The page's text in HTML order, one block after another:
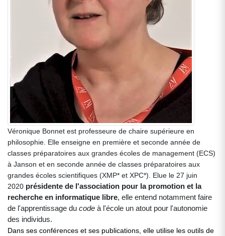
Véronique Bonnet est professeure de chaire supérieure en
philosophie. Elle enseigne en première et seconde année de
classes préparatoires aux grandes écoles de management (ECS)
à Janson et en seconde année de classes préparatoires aux
grandes écoles scientifiques (XMP* et XPC*). Elue le 27 juin
2020 présidente de l'association pour la promotion et la
recherche en informatique libre, elle entend notamment faire
de l'apprentissage du code à l'école un atout pour l'autonomie
des individus.
Dans ses conférences et ses publications, elle utilise les outils de